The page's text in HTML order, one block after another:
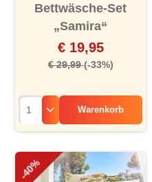
Bettwäsche-Set
„Samira“
€ 19,95
€ 29,99(-33%)
Warenkorb
-40%